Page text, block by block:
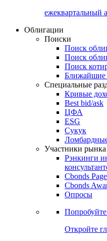
ежеквартальный
Облигации
Поиски
Поиск
Поиск
Поиск
Ближайшие
Специальные
Кривые
Best bid/ask
ЦФА
ESG
Сукук
Участники рынка
Рэнкинги
Cbonds
Cbonds
Опросы
Попробуйте
Откройте